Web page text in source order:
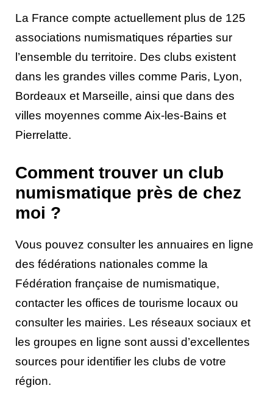
La France compte actuellement plus de 125
associations numismatiques réparties sur
l’ensemble du territoire. Des clubs existent
dans les grandes villes comme Paris, Lyon,
Bordeaux et Marseille, ainsi que dans des
villes moyennes comme Aix-les-Bains et
Pierrelatte.
Comment trouver un club
numismatique près de chez
moi ?
Vous pouvez consulter les annuaires en ligne
des fédérations nationales comme la
Fédération française de numismatique,
contacter les offices de tourisme locaux ou
consulter les mairies. Les réseaux sociaux et
les groupes en ligne sont aussi d’excellentes
sources pour identifier les clubs de votre
région.